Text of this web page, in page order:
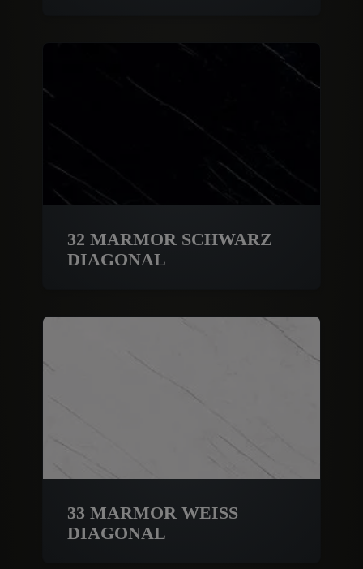
32 MARMOR SCHWARZ
DIAGONAL
33 MARMOR WEISS
DIAGONAL